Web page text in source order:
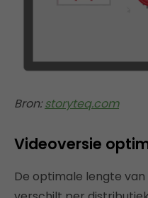
Bron:storyteq.com
Videoversie
De optimale lengte